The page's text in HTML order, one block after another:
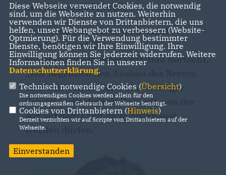
den anderen Dörfern.
"Ich freue mich, dass dieses Ziel
erreicht wurde,"
so Ortsbürgermeister Christian Bartscht.
Wir begrüßen den Ausbau des Netzes.
Es ist für Schwicheldt ein wichtiger
Schritt in die digitale Zukunft, von der
wir auf dem Land nicht abgehängt
werden dürfen."
Diese Webseite verwendet Cookies, die notwendig
sind, um die Webseite zu nutzen. Weiterhin
verwenden wir Dienste von Drittanbietern, die uns
helfen, unser Webangebot zu verbessern (Website-
Optmierung). Für die Verwendung bestimmter
Dienste, benötigen wir Ihre Einwilligung. Ihre
Einwilligung können Sie jederzeit widerrufen. Weitere
Informationen finden Sie in unserer
Datenschutzerklärung.
Technisch notwendige Cookies (Übersicht)
Die notwendigen Cookies werden allein für den
ordnungsgemäßen Gebrauch der Webseite benötigt.
Cookies von Drittanbietern (Hinweis)
Derzeit verzichten wir auf Scripte von Drittanbietern auf der
Webseite.
Einverstanden